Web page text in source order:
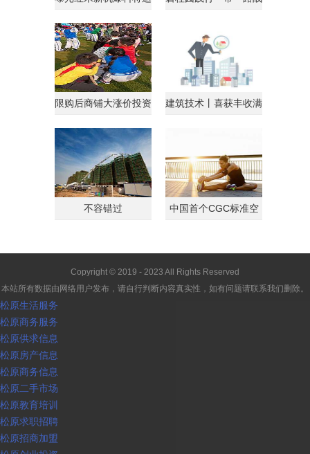
限购后商铺大涨价投资
建筑技术丨喜获丰收满
不容错过
中国首个CGC标准空
Copyright © 2019 - 2023 All Rights Reserved
本站所有数据由网络用户发布，请自行判断内容真实性，如有问题请联系我们删除。
松原生活服务
松原商务服务
松原供求信息
松原房产信息
松原商务信息
松原二手市场
松原教育培训
松原求职招聘
松原招商加盟